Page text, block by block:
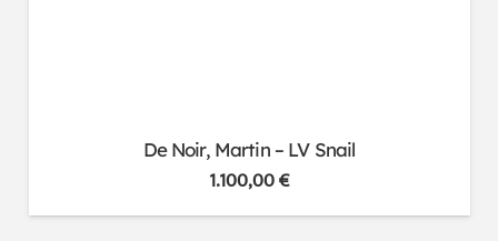
De Noir, Martin – LV Snail
1.100,00€